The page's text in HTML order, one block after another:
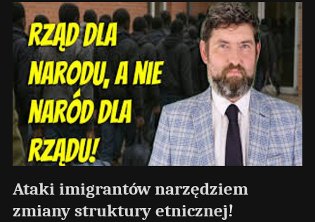
Ataki imigrantów narzędziem
zmiany struktury etnicznej!